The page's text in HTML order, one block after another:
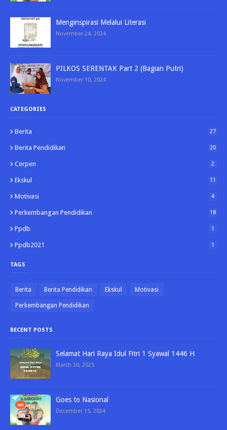
Menginspirasi Melalui Literasi
November 24, 2024
PILKOS SERENTAK Part 2 (Bagian Putri)
November 10, 2024
CATEGORIES
Berita 27
Berita Pendidikan 20
Cerpen 2
Ekskul 11
Motivasi 4
Perkembangan Pendidikan 18
Ppdb 1
Ppdb2021 1
TAGS
Berita Berita Pendidikan Ekskul Motivasi
Perkembangan Pendidikan
RECENT POSTS
Selamat Hari Raya Idul Fitri 1 Syawal 1446 H
March 30, 2025
Goes to Nasional
December 15, 2024